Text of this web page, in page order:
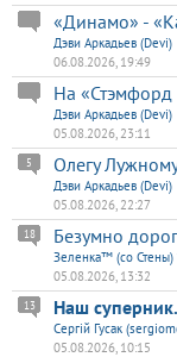
«Динамо» -
Дэви Аркадьев (Devi)
06.08.2026, 19:49
На «Стэмфорд
Дэви Аркадьев (Devi)
05.08.2026, 23:11
Олегу
5
Дэви Аркадьев (Devi)
05.08.2026, 22:27
Безумно
18
Зеленка™ (со Стены)
05.08.2026, 13:32
Наш
13
Сергій Гусак
05.08.2026, 10:15